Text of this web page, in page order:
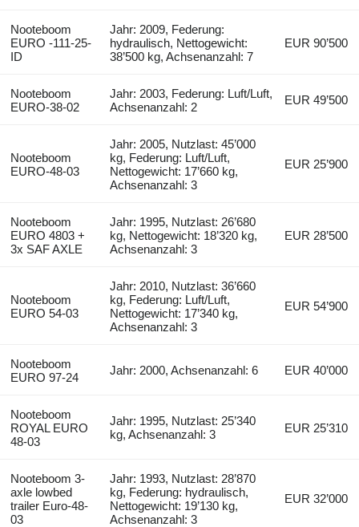
Nooteboom
EURO -111-25-
ID
Jahr: 2009, Federung:
hydraulisch, Nettogewicht:
38’500 kg, Achsenanzahl: 7
EUR 90’500
Nooteboom
EURO-38-02
Jahr: 2003, Federung: Luft/Luft,
Achsenanzahl: 2
EUR 49’500
Nooteboom
EURO-48-03
Jahr: 2005, Nutzlast: 45’000
kg, Federung: Luft/Luft,
Nettogewicht: 17’660 kg,
Achsenanzahl: 3
EUR 25’900
Nooteboom
EURO 4803 +
3x SAF AXLE
Jahr: 1995, Nutzlast: 26’680
kg, Nettogewicht: 18’320 kg,
Achsenanzahl: 3
EUR 28’500
Nooteboom
EURO 54-03
Jahr: 2010, Nutzlast: 36’660
kg, Federung: Luft/Luft,
Nettogewicht: 17’340 kg,
Achsenanzahl: 3
EUR 54’900
Nooteboom
EURO 97-24
Jahr: 2000, Achsenanzahl: 6 EUR 40’000
Nooteboom
ROYAL EURO
48-03
Jahr: 1995, Nutzlast: 25’340
kg, Achsenanzahl: 3
EUR 25’310
Nooteboom 3-
axle lowbed
trailer Euro-48-
03
Jahr: 1993, Nutzlast: 28’870
kg, Federung: hydraulisch,
Nettogewicht: 19’130 kg,
Achsenanzahl: 3
EUR 32’000